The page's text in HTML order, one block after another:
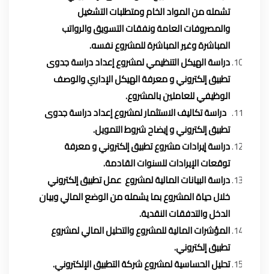
تشمله من المواد الخام ومتطلبات التشغيل
والمصروفات العامة ونفقات التسويق والرواتب
المباشرة وغير المباشرة للمشروع نفسه.
دراسة الهيكل التنظيمي لمشروع إعداد دراسة جدوى
تطبيق إلكتروني و معرفة الهيكل الإداري والوصف
الوظيفي للعاملين بالمشروع.
دراسة تكاليف الاستثمار لمشروع إعداد دراسة جدوى
تطبيق إلكتروني و إيضاح شروط التمويل.
دراسة إيرادات مشروع تطبيق إلكتروني و معرفة
توقعات الإيرادات للسنوات القادمة.
دراسة البيانات المالية لمشروع عمل تطبيق إلكتروني
خلال حياة المشروع بما يشمله من الوضع المالي وبيان
الدخل والتدفقات النقدية.
المؤشرات المالية للمشروع والتحليل المالي لمشروع
تطبيق إلكتروني.
تحليل الحساسية لمشروع شركة التطبيق الإلكتروني.